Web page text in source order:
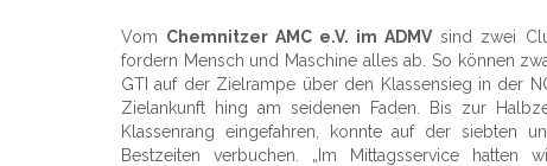
Vom Chemnitzer AMC e.V. im ADMVsind zwei
fordern Mensch und Maschine alles ab. So können
GTI auf der Zielrampe über den Klassensieg in der
Zielankunft hing am seidenen Faden. Bis zur
Klassenrang eingefahren, konnte auf der siebten
Bestzeiten verbuchen. „Im Mittagsservice